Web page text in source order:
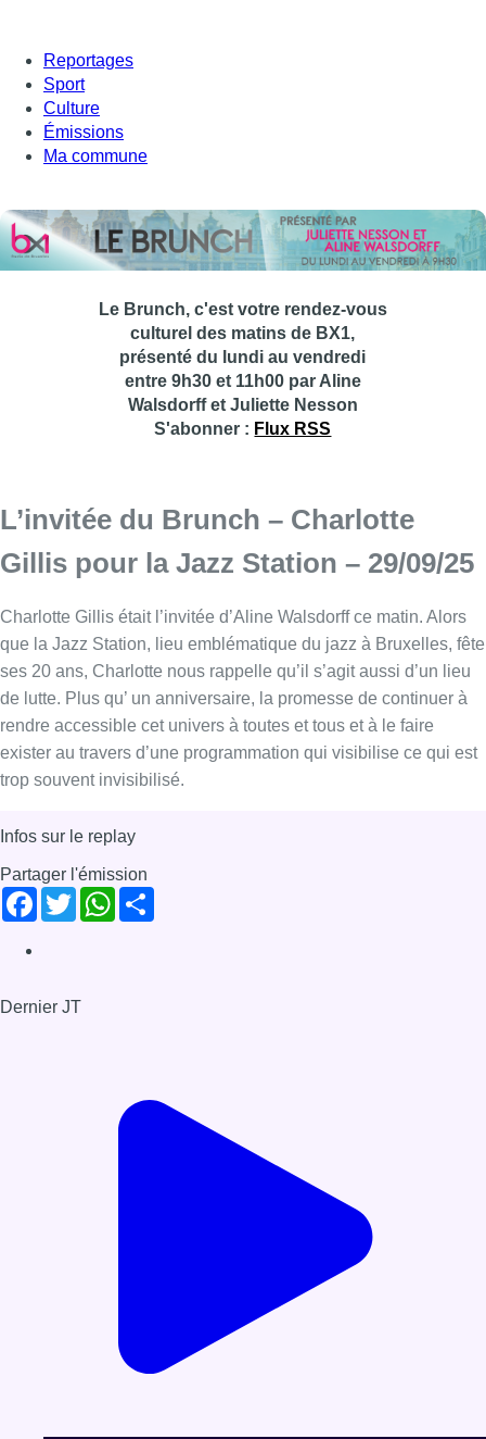
Reportages
Sport
Culture
Émissions
Ma commune
Le Brunch, c'est votre rendez-vous
culturel des matins de BX1,
présenté du lundi au vendredi
entre 9h30 et 11h00 par Aline
Walsdorff et Juliette Nesson
S'abonner : Flux RSS
L’invitée du Brunch – Charlotte
Gillis pour la Jazz Station – 29/09/25
Charlotte Gillis était l’invitée d’Aline Walsdorff ce matin. Alors
que la Jazz Station, lieu emblématique du jazz à Bruxelles, fête
ses 20 ans, Charlotte nous rappelle qu’il s’agit aussi d’un lieu
rendre accessible cet univers à toutes et tous et à le faire
Infos sur le replay